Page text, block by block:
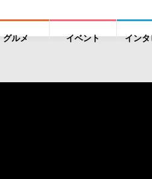
グルメ イベント イン